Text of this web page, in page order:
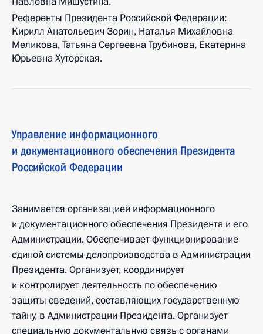
Референты Президента Российской Федерации:
Кирилл Анатольевич Зорин, Наталья Михайловна
Меликова, Татьяна Сергеевна Трубинова, Екатерина
Юрьевна Хуторская.
Управление информационного
и документационного обеспечения Президента
Российской Федерации
Занимается организацией информационного
и документационного обеспечения Президента и его
Администрации. Обеспечивает функционирование
единой системы делопроизводства в Администрации
Президента. Организует, координирует
и контролирует деятельность по обеспечению
защиты сведений, составляющих государственную
тайну, в Администрации Президента. Организует
специальную документальную связь с органами